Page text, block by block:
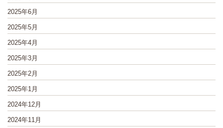
2025年6月
2025年5月
2025年4月
2025年3月
2025年2月
2025年1月
2024年12月
2024年11月